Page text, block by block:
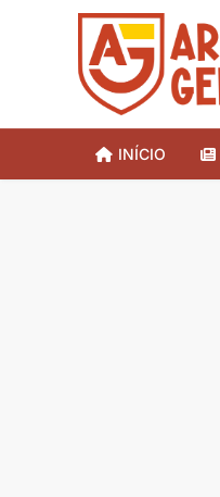
INÍCIO